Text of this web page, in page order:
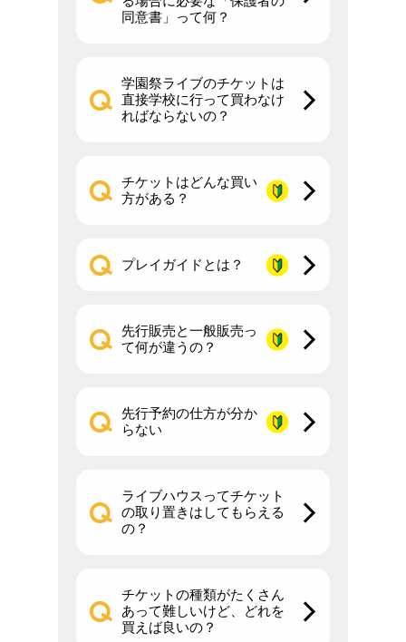
同意書」って何？
学園祭ライブのチケットは
直接学校に行って買わなけ
ればならないの？
チケットはどんな買い
方がある？
プレイガイドとは？
先行販売と一般販売っ
て何が違うの？
先行予約の仕方が分か
らない
ライブハウスってチケット
の取り置きはしてもらえる
の？
チケットの種類がたくさん
あって難しいけど、どれを
買えば良いの？